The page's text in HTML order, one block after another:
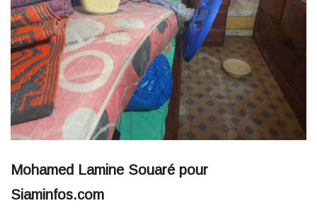
Mohamed Lamine Souaré pour
Siaminfos.com